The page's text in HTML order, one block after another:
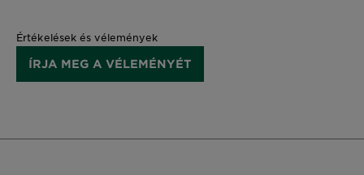
Értékelések és vélemények
ÍRJA MEG A VÉLEMÉNYÉT